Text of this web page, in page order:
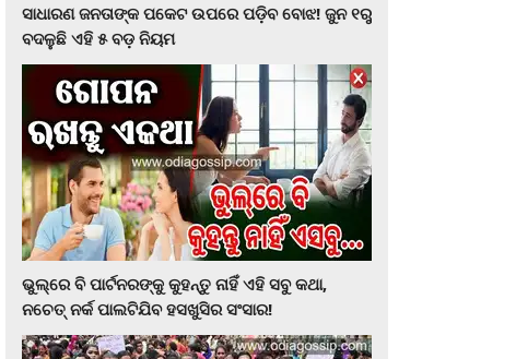
ସାଧାରଣ ଜନତାଙ୍କ ପକେଟ ଉପରେ ପଡ଼ିବ ବୋଝ! ଜୁନ ୧ରୁ
ବଦଳୁଛି ଏହି ୫ ବଡ଼ ନିୟମ
ଭୁଲ୍‌ରେ ବି ପାର୍ଟନରଙ୍କୁ କୁହନ୍ତୁ ନାହିଁ ଏହି ସବୁ କଥା,
ନଚେତ୍‌ ନର୍କ ପାଲଟିଯିବ ହସଖୁସିର ସଂସାର!